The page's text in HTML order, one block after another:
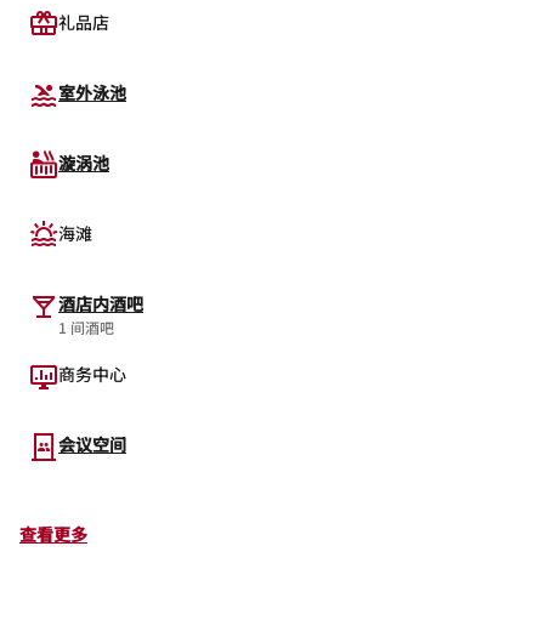
礼品店
室外泳池
漩涡池
海滩
酒店内酒吧
1 间酒吧
商务中心
会议空间
查看更多